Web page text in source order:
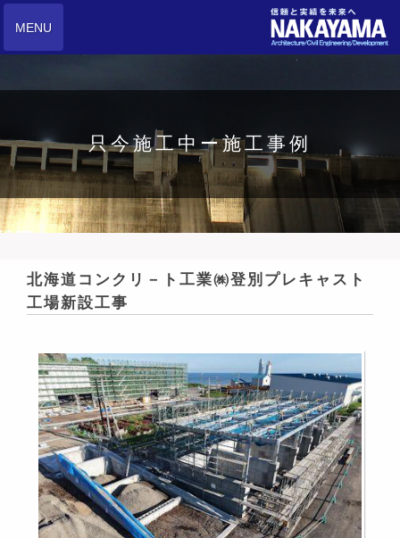
MENU
只今施工中ー施工事例
北海道コンクリ－ト工業㈱登別プレキャスト
工場新設工事